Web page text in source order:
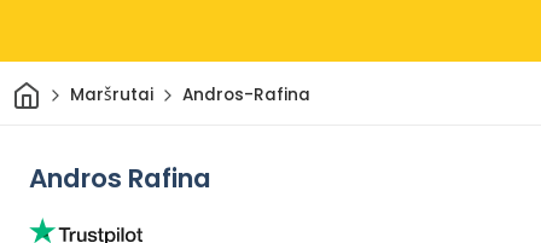
Pradžia
Maršrutai Andros-Rafina
Andros Rafina